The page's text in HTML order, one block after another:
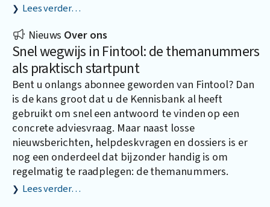
Lees verder…
Nieuws Over ons
Snel wegwijs in Fintool: de themanummers
als praktisch startpunt
Bent u onlangs abonnee geworden van Fintool? Dan
is de kans groot dat u de Kennisbank al heeft
gebruikt om snel een antwoord te vinden op een
concrete adviesvraag. Maar naast losse
nieuwsberichten, helpdeskvragen en dossiers is er
nog een onderdeel dat bijzonder handig is om
regelmatig te raadplegen: de themanummers.
Lees verder…